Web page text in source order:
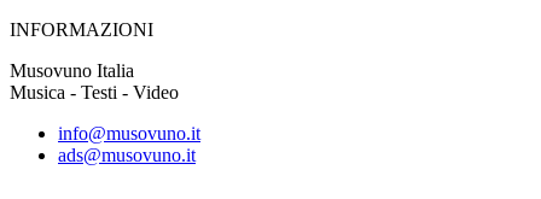
INFORMAZIONI
Musovuno Italia
Musica - Testi - Video
info@musovuno.it
ads@musovuno.it